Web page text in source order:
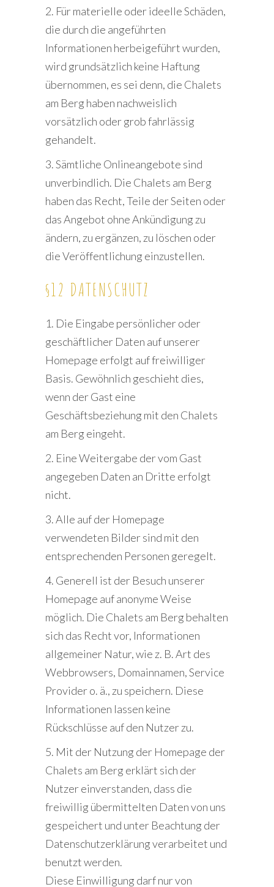
2. Für materielle oder ideelle Schäden,
die durch die angeführten
Informationen herbeigeführt wurden,
wird grundsätzlich keine Haftung
übernommen, es sei denn, die Chalets
am Berg haben nachweislich
vorsätzlich oder grob fahrlässig
gehandelt.
3. Sämtliche Onlineangebote sind
unverbindlich. Die Chalets am Berg
haben das Recht, Teile der Seiten oder
das Angebot ohne Ankündigung zu
ändern, zu ergänzen, zu löschen oder
die Veröffentlichung einzustellen.
§12 DATENSCHUTZ
1. Die Eingabe persönlicher oder
geschäftlicher Daten auf unserer
Homepage erfolgt auf freiwilliger
Basis. Gewöhnlich geschieht dies,
wenn der Gast eine
Geschäftsbeziehung mit den Chalets
am Berg eingeht.
2. Eine Weitergabe der vom Gast
angegeben Daten an Dritte erfolgt
nicht.
3. Alle auf der Homepage
verwendeten Bilder sind mit den
entsprechenden Personen geregelt.
4. Generell ist der Besuch unserer
Homepage auf anonyme Weise
möglich. Die Chalets am Berg behalten
sich das Recht vor, Informationen
allgemeiner Natur, wie z. B. Art des
Webbrowsers, Domainnamen, Service
Provider o. ä., zu speichern. Diese
Informationen lassen keine
Rückschlüsse auf den Nutzer zu.
5. Mit der Nutzung der Homepage der
Chalets am Berg erklärt sich der
Nutzer einverstanden, dass die
freiwillig übermittelten Daten von uns
gespeichert und unter Beachtung der
Datenschutzerklärung verarbeitet und
benutzt werden.
Diese Einwilligung darf nur von